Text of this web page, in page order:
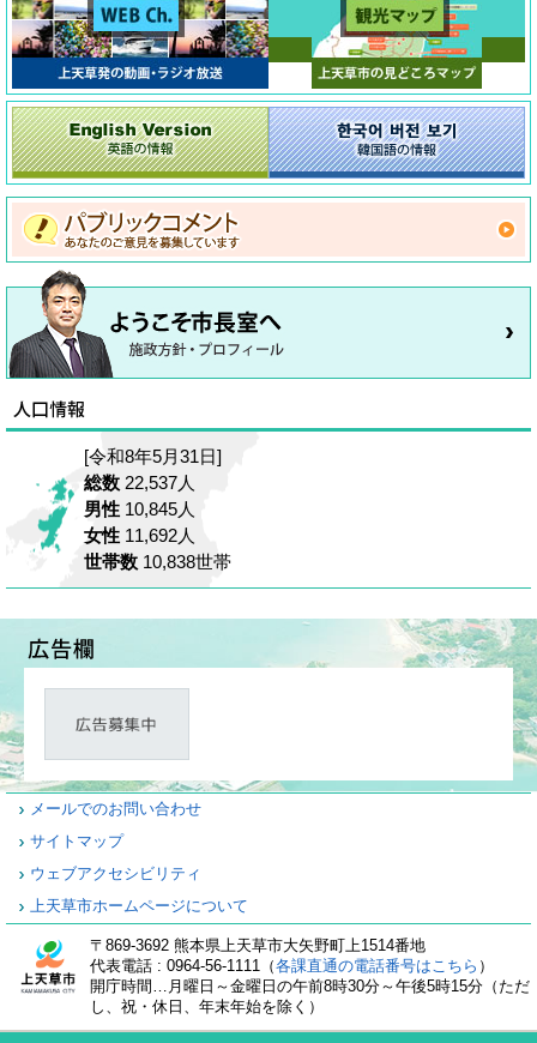
[令和8年5月31日]
総数 22,537人
男性 10,845人
女性 11,692人
世帯数 10,838世帯
メールでのお問い合わせ
サイトマップ
ウェブアクセシビリティ
上天草市ホームページについて
〒869-3692 熊本県上天草市大矢野町上1514番地
代表電話 : 0964-56-1111（各課直通の電話番号はこちら ）
開庁時間…月曜日～金曜日の午前8時30分～午後5時15分（ただ
し、祝・休日、年末年始を除く）